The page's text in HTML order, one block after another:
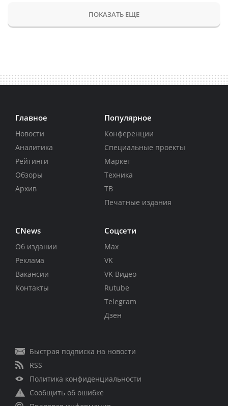
ПОКАЗАТЬ ЕЩЕ
Главное
Новости
Аналитика
Рейтинги
Обзоры
Архив
Популярное
Конференции
Специальные проекты
Маркет
Техника
ТВ
Печатные издания
CNews
Об издании
Реклама
Вакансии
Контакты
Соцсети
Max
VK
VK Видео
Rutube
Telegram
Дзен
Быстрая подписка на новости
RSS
Политика конфиденциальности
Сообщить об ошибке